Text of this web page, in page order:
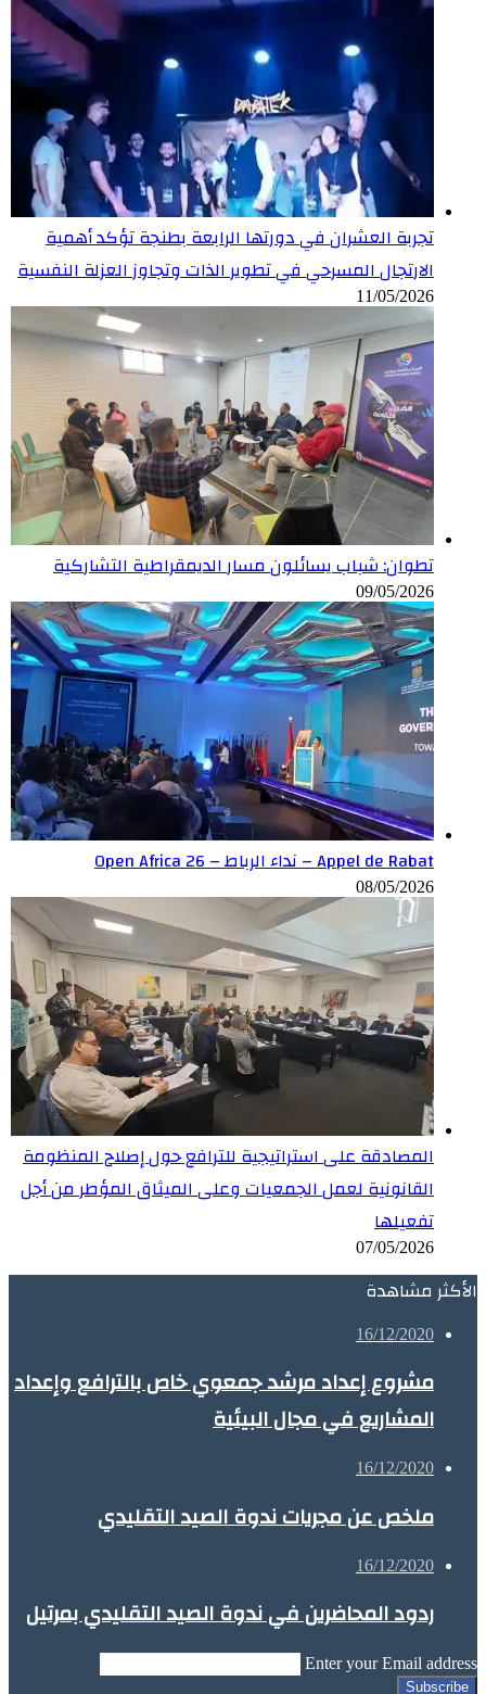
تجربة العشران في دورتها الرابعة بطنجة تؤكد أهمية
الارتجال المسرحي في تطوير الذات وتجاوز العزلة النفسية
11/05/2026
تطوان: شباب يسائلون مسار الديمقراطية التشاركية
09/05/2026
Appel de Rabat – نداء الرباط – Open Africa 26
08/05/2026
المصادقة على استراتيجية للترافع حول إصلاح المنظومة
القانونية لعمل الجمعيات وعلى الميثاق المؤطر من أجل
تفعيلها
07/05/2026
الأكثر مشاهدة
16/12/2020
مشروع إعداد مرشد جمعوي خاص بالترافع وإعداد
المشاريع في مجال البيئية
16/12/2020
ملخص عن مجريات ندوة الصيد التقليدي
16/12/2020
ردود المحاضرين في ندوة الصيد التقليدي بمرتيل
Enter your Email address